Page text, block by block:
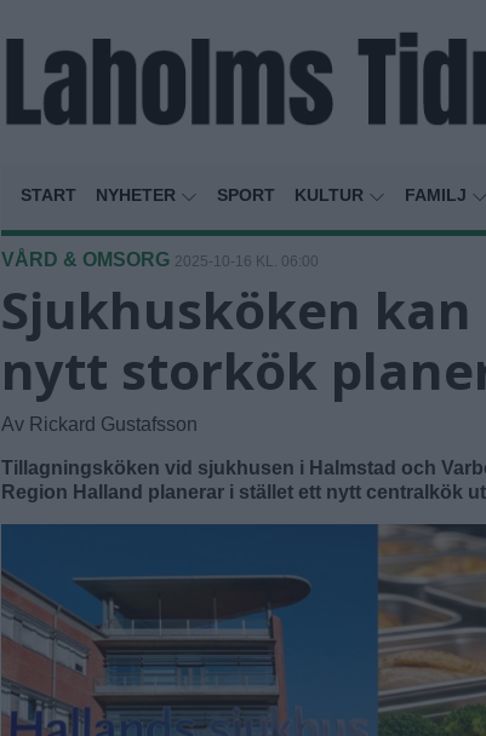
START NYHETER SPORT KULTUR FAMILJ
VÅRD & OMSORG 2025-10-16 KL. 06:00
Sjukhusköken kan
nytt storkök
Av Rickard Gustafsson
Tillagningsköken vid sjukhusen i Halmstad och
Region Halland planerar i stället ett nytt centralkök